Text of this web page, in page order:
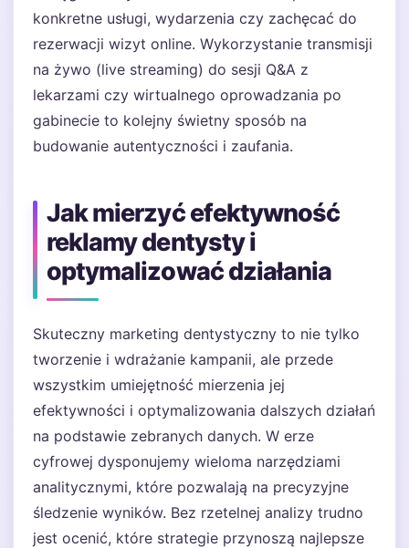
konkretne usługi, wydarzenia czy zachęcać do
rezerwacji wizyt online. Wykorzystanie transmisji
na żywo (live streaming) do sesji Q&A z
lekarzami czy wirtualnego oprowadzania po
gabinecie to kolejny świetny sposób na
budowanie autentyczności i zaufania.
Jak mierzyć efektywność
reklamy dentysty i
optymalizować działania
Skuteczny marketing dentystyczny to nie tylko
tworzenie i wdrażanie kampanii, ale przede
wszystkim umiejętność mierzenia jej
efektywności i optymalizowania dalszych działań
na podstawie zebranych danych. W erze
cyfrowej dysponujemy wieloma narzędziami
analitycznymi, które pozwalają na precyzyjne
śledzenie wyników. Bez rzetelnej analizy trudno
jest ocenić, które strategie przynoszą najlepsze